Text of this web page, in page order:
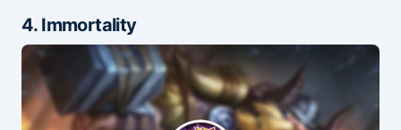
4. Immortality